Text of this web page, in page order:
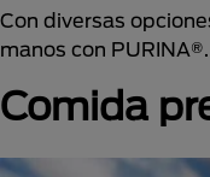
Con diversas
manos con
Comida